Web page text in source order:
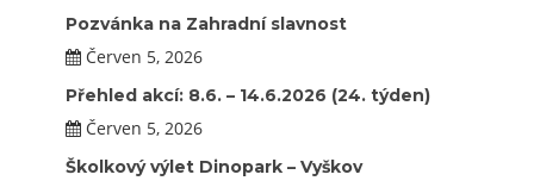
Pozvánka na Zahradní slavnost
Červen 5, 2026
Přehled akcí: 8.6. – 14.6.2026 (24. týden)
Červen 5, 2026
Školkový výlet Dinopark – Vyškov